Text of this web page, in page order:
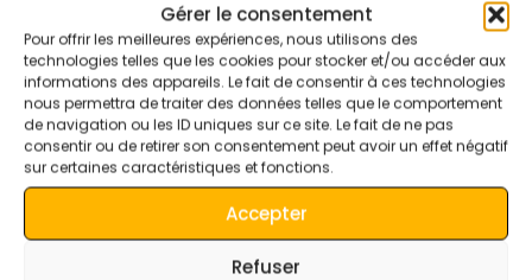
Gérer le consentement
Pour offrir les meilleures expériences, nous utilisons des
technologies telles que les cookies pour stocker et/ou accéder aux
informations des appareils. Le fait de consentir à ces technologies
nous permettra de traiter des données telles que le comportement
de navigation ou les ID uniques sur ce site. Le fait de ne pas
consentir ou de retirer son consentement peut avoir un effet négatif
sur certaines caractéristiques et fonctions.
Accepter
Refuser
Nombre*